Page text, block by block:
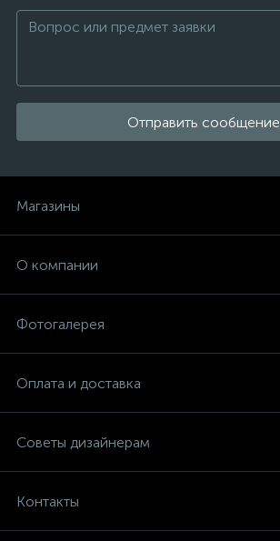
Отправить сообщение
Магазины
О компании
Фотогалерея
Оплата и доставка
Советы дизайнерам
Контакты